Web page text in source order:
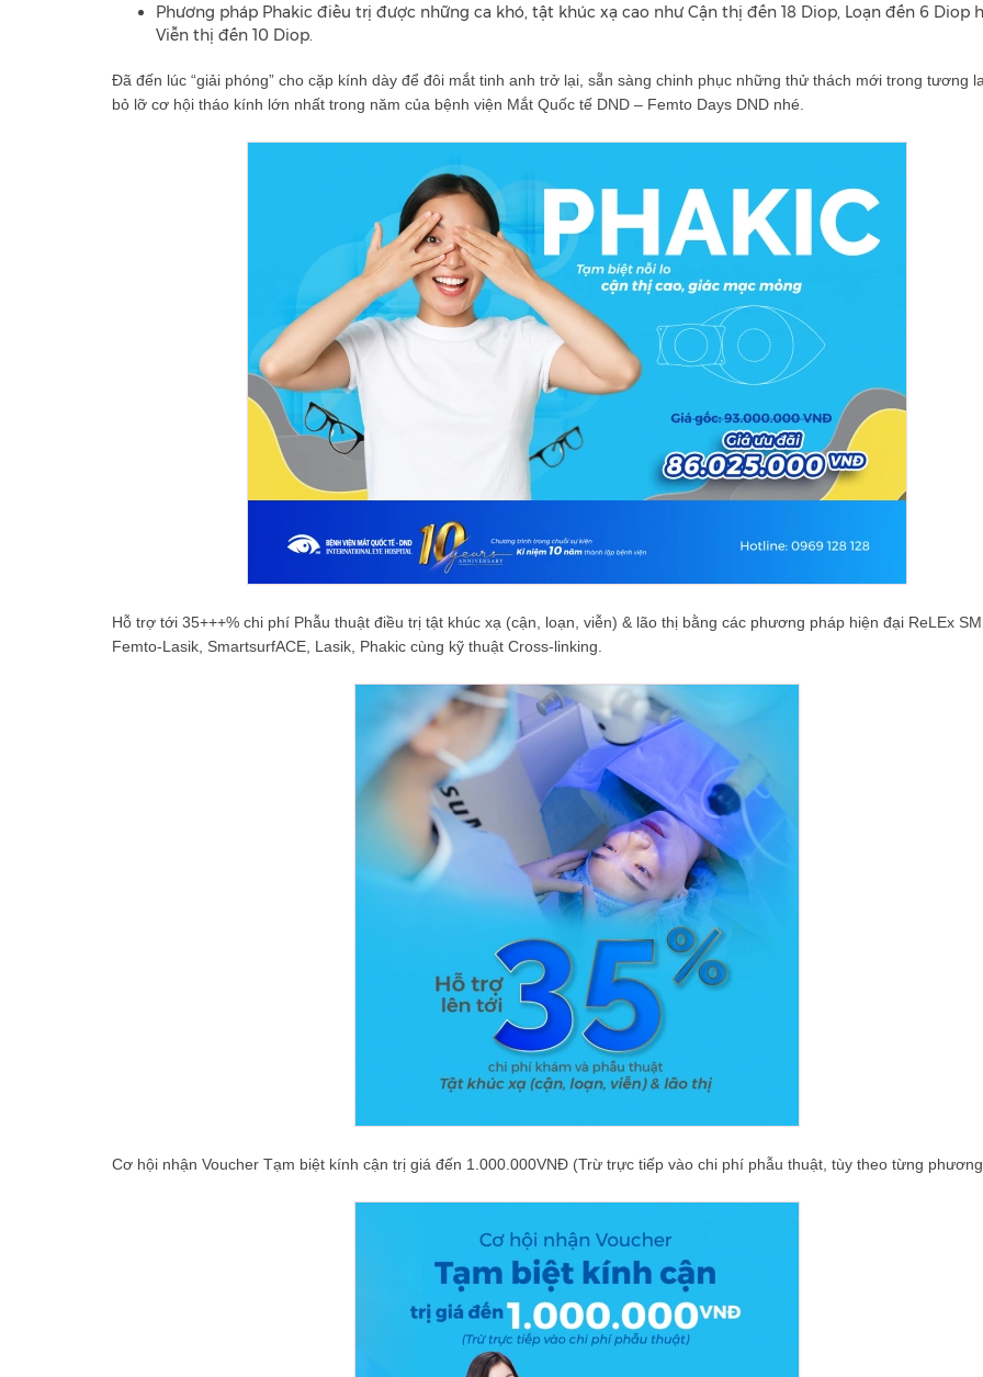
Phương pháp Phakic điều trị được những ca khó, tật khúc xạ cao như Cận thị đến 18 Diop, Loạn đến 6 Diop
Viễn thị đến 10 Diop.
Đã đến lúc “giải phóng” cho cặp kính dày để đôi mắt tinh anh trở lại, sẵn sàng chinh phục những thử thách mới trong tương
bỏ lỡ cơ hội tháo kính lớn nhất trong năm của bệnh viện Mắt Quốc tế DND – Femto Days DND nhé.
Hỗ trợ tới 35+++% chi phí Phẫu thuật điều trị tật khúc xạ (cận, loạn, viễn) & lão thị bằng các phương pháp hiện đại ReLEx
Femto-Lasik, SmartsurfACE, Lasik, Phakic cùng kỹ thuật Cross-linking.
Cơ hội nhận Voucher Tạm biệt kính cận trị giá đến 1.000.000VNĐ (Trừ trực tiếp vào chi phí phẫu thuật, tùy theo từng phương